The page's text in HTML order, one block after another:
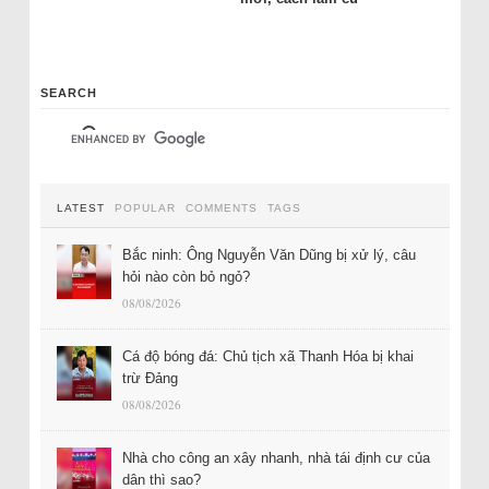
SEARCH
LATEST POPULAR COMMENTS TAGS
Bắc ninh: Ông Nguyễn Văn Dũng bị xử lý, câu
hỏi nào còn bỏ ngỏ?
08/08/2026
Cá độ bóng đá: Chủ tịch xã Thanh Hóa bị khai
trừ Đảng
08/08/2026
Nhà cho công an xây nhanh, nhà tái định cư của
dân thì sao?